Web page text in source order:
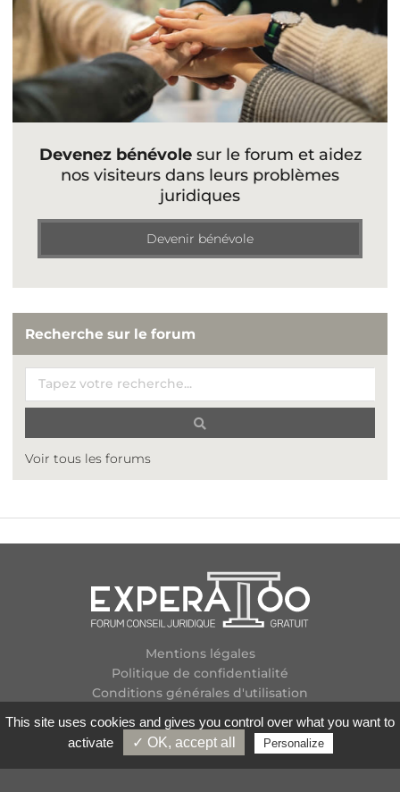
Devenez bénévolesur le forum et aidez
nos visiteurs dans leurs problèmes
juridiques
Devenir bénévole
Recherche sur le forum
Voir tous les forums
Mentions légales
Politique de confidentialité
Conditions générales d'utilisation
Contactez-nous
Flux RSS
Copyright
2026 Experatoo.com - Tous droits réservés
This site uses cookies and gives you control over what you want to
activate
✓ OK, accept all Personalize